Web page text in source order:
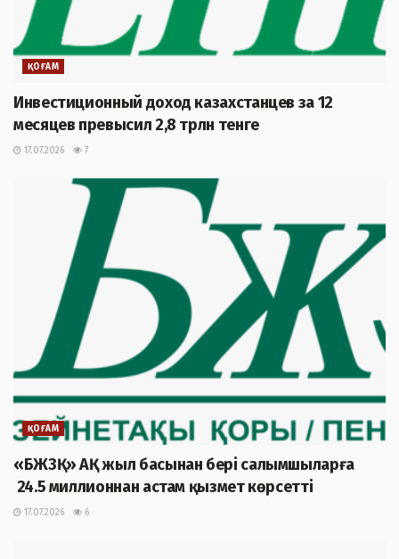
ҚОҒАМ
Инвестиционный доход казахстанцев за 12
месяцев превысил 2,8 трлн тенге
17.07.2026 7
ҚОҒАМ
«БЖЗҚ» АҚ жыл басынан бері салымшыларға
24.5 миллионнан астам қызмет көрсетті
17.07.2026 6